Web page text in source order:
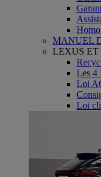
MANUEL
LEXUS
Les 4
Loi
Loi